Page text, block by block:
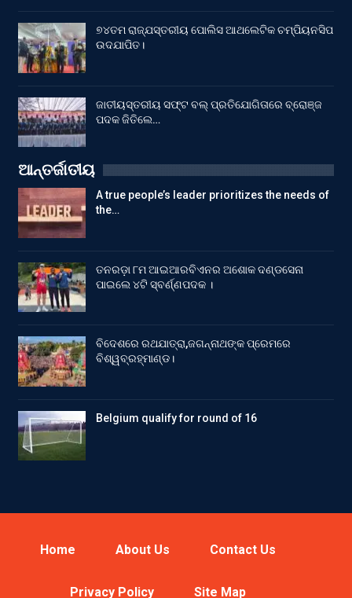
୭୪ତମ ରାଜ୍ଯସ୍ତରୀୟ ପୋଲିସ ଆଥଲେଟିକ ଚମ୍ପିୟନସିପ
ଉଦଯାପିତ।
ଜାତୀୟସ୍ତରୀୟ ସଫ୍ଟ ବଲ୍ ପ୍ରତିଯୋଗିତାରେ ବ୍ରୋଞ୍ଜ
ପଦକ ଜିତିଲେ…
ଆନ୍ତର୍ଜାତୀୟ
A true people’s leader prioritizes the needs of
the…
ତନରଡ଼ା ୮ମ ଆଇଆରବିଏନର ଅଶୋକ ଦଣ୍ଡସେନା
ପାଇଲେ ୪ଟି ସ୍ବର୍ଣ୍ଣପଦକ ।
ବିଦେଶରେ ରଥଯାତ୍ରା,ଜଗନ୍ନାଥଙ୍କ ପ୍ରେମରେ
ବିଶ୍ୱବ୍ରହ୍ମାଣ୍ଡ।
Belgium qualify for round of 16
Home About Us Contact Us
Privacy Policy Site Map